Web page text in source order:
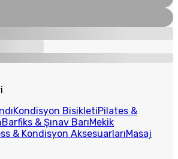
Kondisyon BisikletiPilates &
Barfiks & Şınav BarıMekik
& Kondisyon AksesuarlarıMasaj